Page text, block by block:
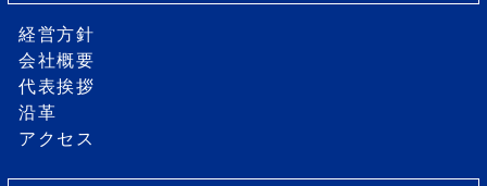
経営方針
会社概要
代表挨拶
沿革
アクセス